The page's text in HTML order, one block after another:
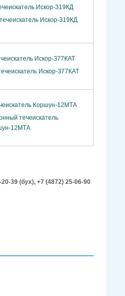
Искор-319КД
Искор-377КАТ
Коршун-12МТА
39 (бух), +7 (4872) 25-06-90